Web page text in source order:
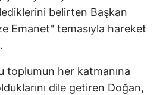
belirten Başkan
Emanet" temasıyla hareket
toplumun her katmanına
dile getiren Doğan,